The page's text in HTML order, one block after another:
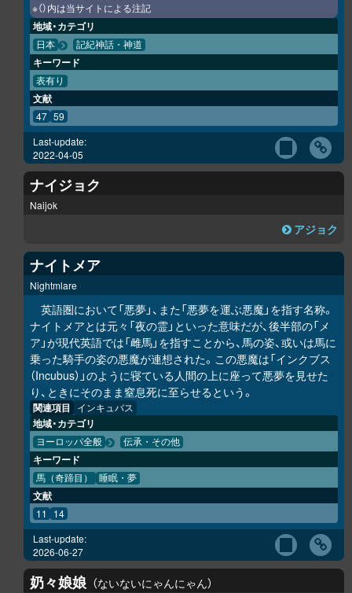
※（）内は当サイトによる注記
地域・カテゴリ
日本 記紀神話・神道
キーワード
表有り
文献
47 59
Last-update:
2022-04-05
ナイジョク
Naijok
アジョク
ナイトメア
Nightmlare
英語圏において「悪夢」、また「悪夢を運ぶ悪魔」を指す名称。
ナイトメアとは元々「夜の霊」といった意味だが、後半部の「メ
ア」が現代英語では「雌馬」を指すことから、馬の姿、或いは馬に
乗った騎手の姿の悪魔が連想された。この悪魔は「インクブス
（Incubus）」のように寝ている人間の上に座って悪夢を見せた
り、ときにそのまま窒息死に至らせるという。
関連項目 インキュバス
地域・カテゴリ
ヨーロッパ全般 伝承・その他
キーワード
馬（奇蹄目） 睡眠・夢
文献
11
14
Last-update:
2026-06-27
奶々娘娘 ないないにゃんにゃん